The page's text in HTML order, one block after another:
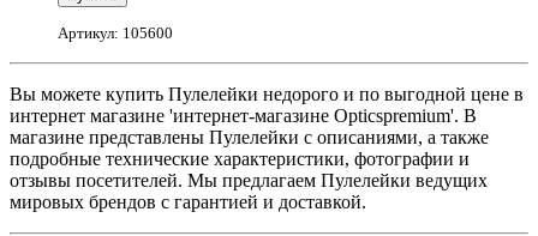
Артикул: 105600
Вы можете купить Пулелейки недорого и по выгодной цене в
интернет магазине 'интернет-магазине Opticspremium'. В
магазине представлены Пулелейки с описаниями, а также
подробные технические характеристики, фотографии и
отзывы посетителей. Мы предлагаем Пулелейки ведущих
мировых брендов с гарантией и доставкой.